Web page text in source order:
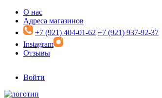
Перейти к основному содержанию
О нас
Адреса магазинов
+7 (921) 404-01-62 +7 (921) 937-92-37
Instagram
Отзывы
Войти